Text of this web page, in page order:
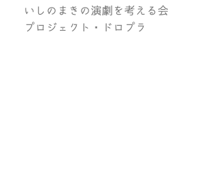
いしのまきの演劇を考える会
プロジェクト・ドロプラ